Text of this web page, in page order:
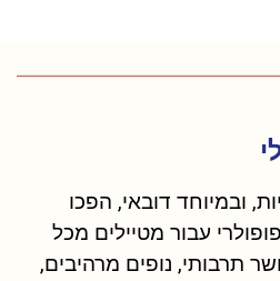
ובמיוחד דובאי, הפכו
עבור מטיילים מכל
תרבותי, נופים מרהיבים,